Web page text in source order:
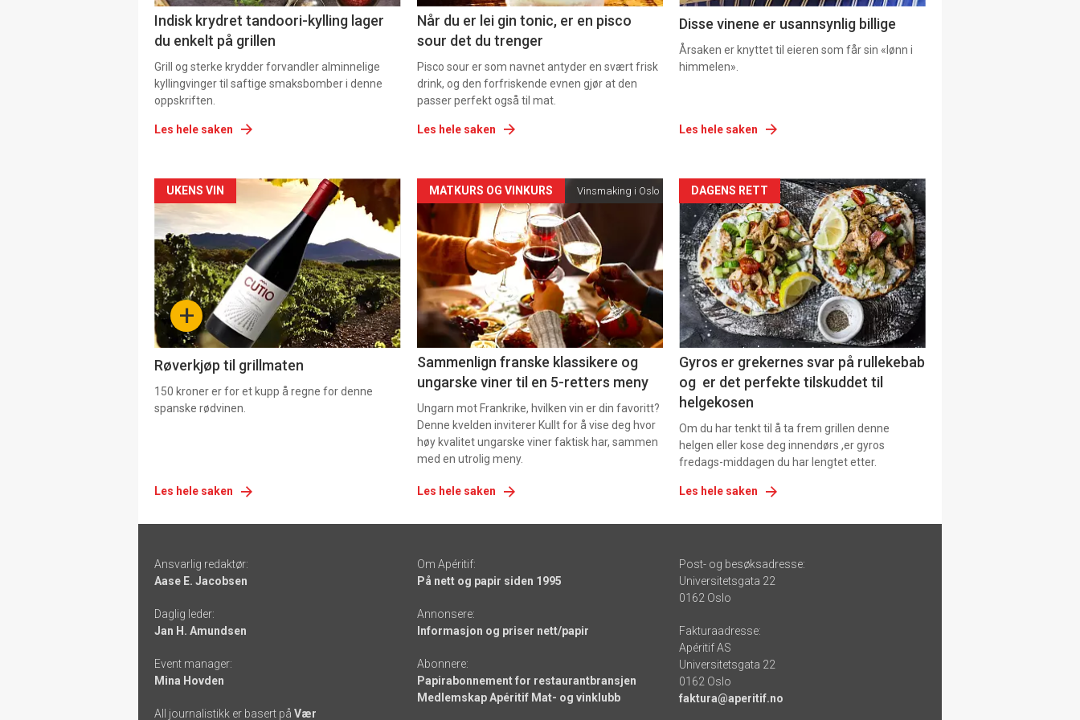
Indisk krydret tandoori-kylling lager
du enkelt på grillen
Grill og sterke krydder forvandler alminnelige
kyllingvinger til saftige smaksbomber i denne
oppskriften.
Les hele saken
Når du er lei gin tonic, er en pisco
sour det du trenger
Pisco sour er som navnet antyder en svært frisk
drink, og den forfriskende evnen gjør at den
passer perfekt også til mat.
Les hele saken
Disse vinene er usannsynlig billige
Årsaken er knyttet til eieren som får sin «lønn i
himmelen».
Les hele saken
Forsiden
akkurat
nå
-
4 +
UKENS VIN
Røverkjøp til grillmaten
150 kroner er for et kupp å regne for denne
spanske rødvinen.
Les hele saken
Forsiden
akkurat
nå
-
5
MATKURS OG VINKURS Vinsmaking i Oslo
Sammenlign franske klassikere og
ungarske viner til en 5-retters meny
Ungarn mot Frankrike, hvilken vin er din favoritt?
Denne kvelden inviterer Kullt for å vise deg hvor
høy kvalitet ungarske viner faktisk har, sammen
med en utrolig meny.
Les hele saken
Forsiden
akkurat
nå
-
6
DAGENS RETT
Gyros er grekernes svar på rullekebab
og er det perfekte tilskuddet til
helgekosen
Om du har tenkt til å ta frem grillen denne
helgen eller kose deg innendørs ,er gyros
fredags-middagen du har lengtet etter.
Les hele saken
-
links
Ansvarlig redaktør:
Aase E. Jacobsen
Daglig leder:
Jan H. Amundsen
Event manager:
Mina Hovden
All journalistikk er basert på Vær
Om Apéritif:
På nett og papir siden 1995
Annonsere:
Informasjon og priser nett/papir
Abonnere:
Papirabonnement for restaurantbransjen
Medlemskap Apéritif Mat- og vinklubb
Post- og besøksadresse:
Universitetsgata 22
0162 Oslo
Fakturaadresse:
Apéritif AS
Universitetsgata 22
0162 Oslo
faktura@aperitif.no